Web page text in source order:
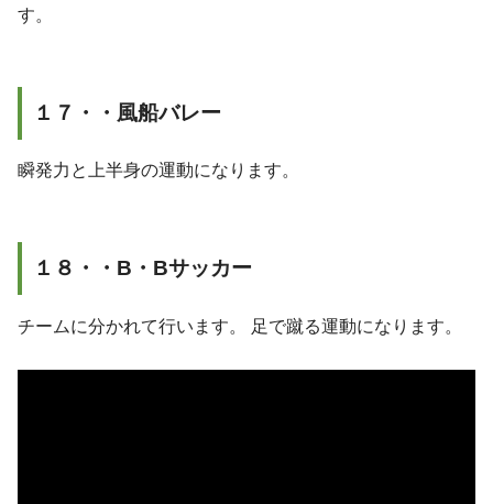
す。
１７・・風船バレー
瞬発力と上半身の運動になります。
１８・・B・Bサッカー
チームに分かれて行います。 足で蹴る運動になります。